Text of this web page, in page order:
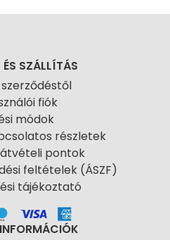
ÉS SZÁLLÍTÁS
szerződéstől
fiók
módok
részletek
átvételi pontok
feltételek (ÁSZF)
tájékoztató